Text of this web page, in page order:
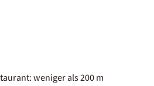
weniger als 200 m